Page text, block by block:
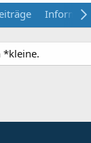
*kleine.